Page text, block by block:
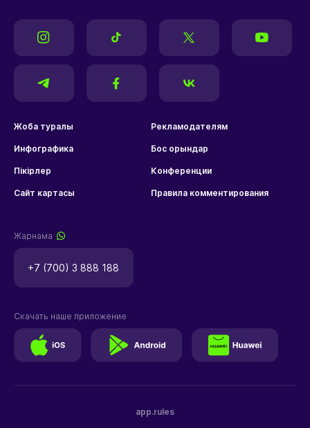
Жоба туралы Рекламодателям
Инфографика Бос орындар
Пікірлер Конференции
Сайт картасы Правила комментирования
Жарнама
+7 (700) 3 888 188
app.rules
Скачать наше приложение